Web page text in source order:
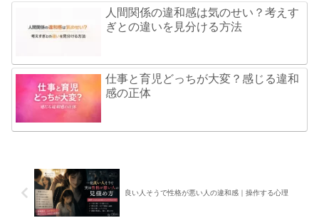
人間関係の違和感は気のせい？考えす
ぎとの違いを見分ける方法
仕事と育児どっちが大変？感じる違和
感の正体
良い人そうで性格が悪い人の違和感｜操作する心理